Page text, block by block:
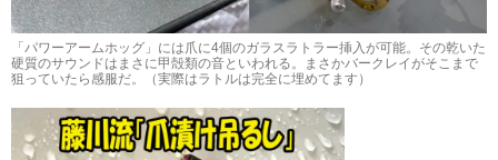
「パワーアームホッグ」には爪に4個のガラスラトラー挿入が可能。その乾いた
硬質のサウンドはまさに甲殻類の音といわれる。まさかバークレイがそこまで
狙っていたら感服だ。（実際はラトルは完全に埋めてます）